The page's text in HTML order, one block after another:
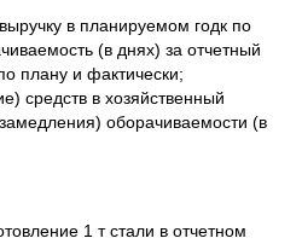
в планируемом годк по
(в днях) за отчетный
плану и фактически;
средств в хозяйственный
оборачиваемости (в
1 т стали в отчетном